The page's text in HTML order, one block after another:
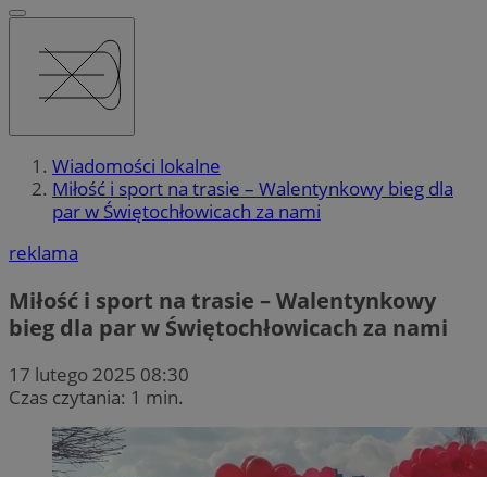
Wiadomości lokalne
Miłość i sport na trasie – Walentynkowy bieg dla
par w Świętochłowicach za nami
reklama
Miłość i sport na trasie – Walentynkowy
bieg dla par w Świętochłowicach za nami
17 lutego 2025 08:30
Czas czytania: 1 min.